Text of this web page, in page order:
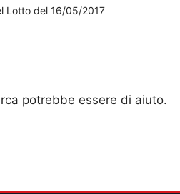
Lotto del 16/05/2017
potrebbe essere di aiuto.